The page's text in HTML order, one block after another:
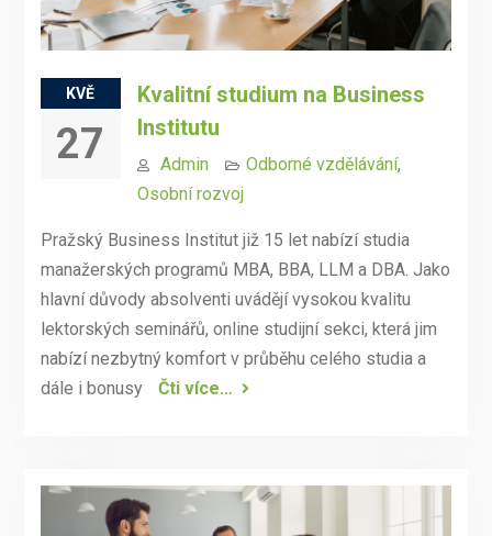
KVĚ
27
Kvalitní studium na Business
Institutu
Admin Odborné vzdělávání,
Osobní rozvoj
Pražský Business Institut již 15 let nabízí studia
manažerských programů MBA, BBA, LLM a DBA. Jako
hlavní důvody absolventi uvádějí vysokou kvalitu
lektorských seminářů, online studijní sekci, která jim
nabízí nezbytný komfort v průběhu celého studia a
dále i bonusy
Čti více…